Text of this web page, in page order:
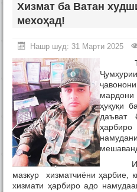
Мақомоти иҷроия
Таърих
Ҷашнҳо дар ноҳия
Ташриф ба ноҳия
Туризм
Хабарҳо
Наворҳо
Тамос
Хизмат ба Ватан
мехоҳад!
Нашр шуд: 31 Марти 2025
ҳуқуқи
даъват
мазкур хизматчиёни ҳарбие,
хизмати ҳарбиро адо